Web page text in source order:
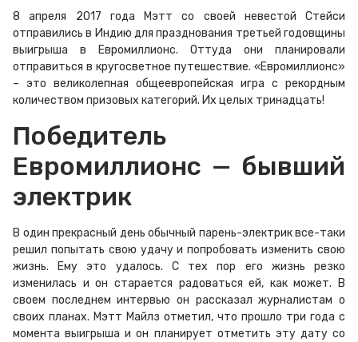
8 апреля 2017 года Мэтт со своей невестой Стейси
отправились в Индию для празднования третьей годовщины
выигрыша в Евромиллионс. Оттуда они планировали
отправиться в кругосветное путешествие. «Евромиллионс»
– это великолепная общеевропейская игра с рекордным
количеством призовых категорий. Их целых тринадцать!
Победитель
Евромиллионс — бывший
электрик
В один прекрасный день обычный парень-электрик все-таки
решил попытать свою удачу и попробовать изменить свою
жизнь. Ему это удалось. С тех пор его жизнь резко
изменилась и он старается радоваться ей, как может. В
своем последнем интервью он рассказал журналистам о
своих планах. Мэтт Майлз отметил, что прошло три года с
момента выигрыша и он планирует отметить эту дату со